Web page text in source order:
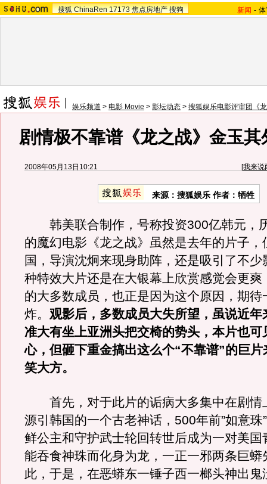
搜狐 ChinaRen 17173 焦点房地产 搜狗 新闻 -
娱乐频道 > 电影 Movie > 影坛动态 > 搜狐娱乐电影评审团《
剧情极不靠谱《龙之战》金玉其
2008年05月13日10:21 [我来说
来源：搜狐娱乐 作者：牺牲
韩美联合制作，号称投资300亿韩元，
的魔幻电影《龙之战》虽然是去年的片子，
国，导演沈炯来现身助阵，还是吸引了不少
种特效大片还是在大银幕上欣赏感觉会更爽
的大多数成员，也正是因为这个原因，期待
炸。 观影后，多数成员大失所望，虽说近年
准大有坐上亚洲头把交椅的势头，本片也可
心，但砸下重金搞出这么个“不靠谱”的巨
笑大方。
首先，对于此片的诟病大多集中在剧情
源引韩国的一个古老神话，500年前”如意珠
鲜公主和守护武士轮回转世后成为一对美国
能吞食神珠而化身为龙，一正一邪两条巨蟒
此，于是，在恶蟒东一锤子西一榔头神出鬼